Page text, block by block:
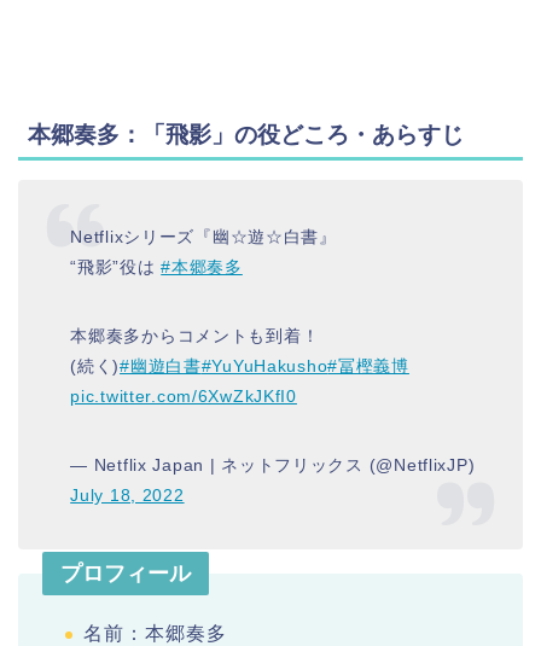
本郷奏多：「飛影」の役どころ・あらすじ
Netflixシリーズ『幽☆遊☆白書』
“飛影”役は#本郷奏多
本郷奏多からコメントも到着！
(続く)#幽遊白書#YuYuHakusho#冨樫義博
pic.twitter.com/6XwZkJKfI0
— Netflix Japan | ネットフリックス (@NetflixJP)
July 18, 2022
プロフィール
名前：本郷奏多